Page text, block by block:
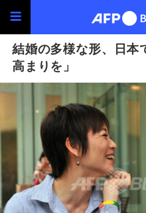
結婚の多様な形、日本
高まりを」